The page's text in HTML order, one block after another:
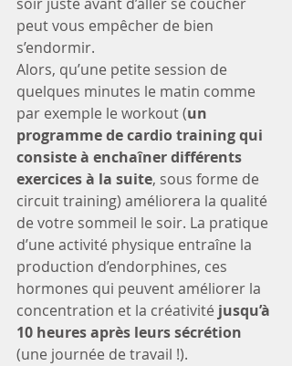
soir juste avant d’aller se coucher
peut vous empêcher de bien
s’endormir.
Alors, qu’une petite session de
quelques minutes le matin comme
par exemple le workout (un
programme de cardio training qui
consiste à enchaîner différents
exercices à la suite, sous forme de
circuit training) améliorera la qualité
de votre sommeil le soir. La pratique
d’une activité physique entraîne la
production d’endorphines, ces
hormones qui peuvent améliorer la
concentration et la créativité jusqu’à
10 heures après leurs sécrétion
(une journée de travail !).